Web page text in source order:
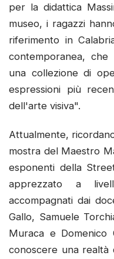
per la didattica
museo, i ragazzi
riferimento in
contemporanea,
una collezione di
espressioni più
dell'arte visiva".
Attualmente,
mostra del Maestro
esponenti della
apprezzato a
accompagnati dai
Gallo, Samuele
Muraca e
conoscere una realtà